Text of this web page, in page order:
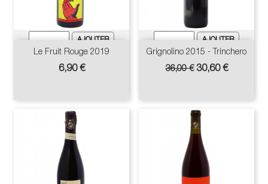
Le Fruit Rouge 2019
Prix
6,90 €
Grignolino 2015 - Trinchero
Prix
36,00 € Prix
30,60 €